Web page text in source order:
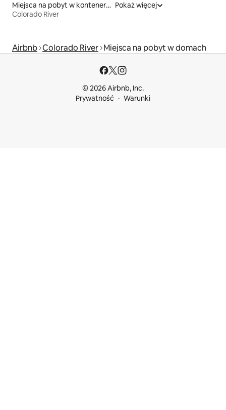
Miejsca na pobyt w kontenerach
Colorado River
Pokaż więcej
Airbnb Colorado River Miejsca na pobyt w domach
© 2026 Airbnb, Inc.
Prywatność
Warunki